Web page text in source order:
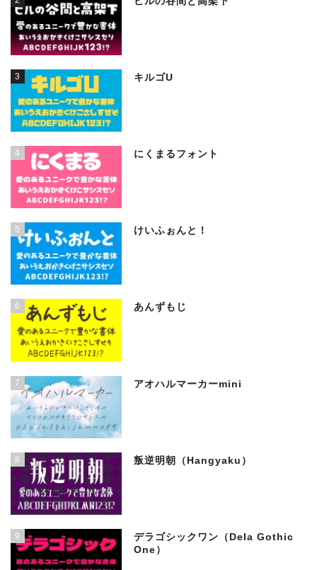
3 キルゴU
4 にくまるフォント
5 けいふぉんと！
6 あんずもじ
7 アオハルマーカーmini
8 叛逆明朝（Hangyaku）
9
デラゴシックワン（Dela Gothic
One）